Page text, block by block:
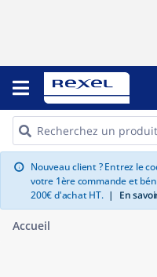
info Nouveau client ? Entrez le
votre 1ère commande et
200€ d'achat HT. | En
Accueil